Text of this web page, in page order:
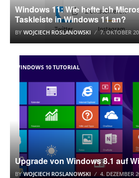
Windows 11: Wie hefte ich
Taskleiste in Windows 11 an?
BY WOJCIECH ROSLANOWSKI 7. OKTOBER
WINDOWS 10 TUTORIAL
Upgrade von Windows 8.1 auf
BYWOJCIECH ROSLANOWSKI 4. DEZEMBER